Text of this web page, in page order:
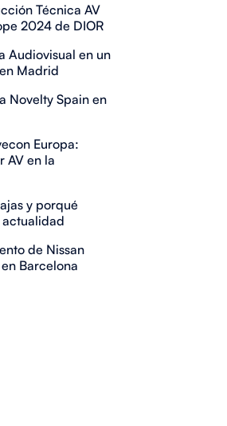
Técnica AV
2024 de DIOR
Audiovisual en un
Madrid
Novelty Spain en
Europa:
AV en la
y porqué
actualidad
de Nissan
Barcelona